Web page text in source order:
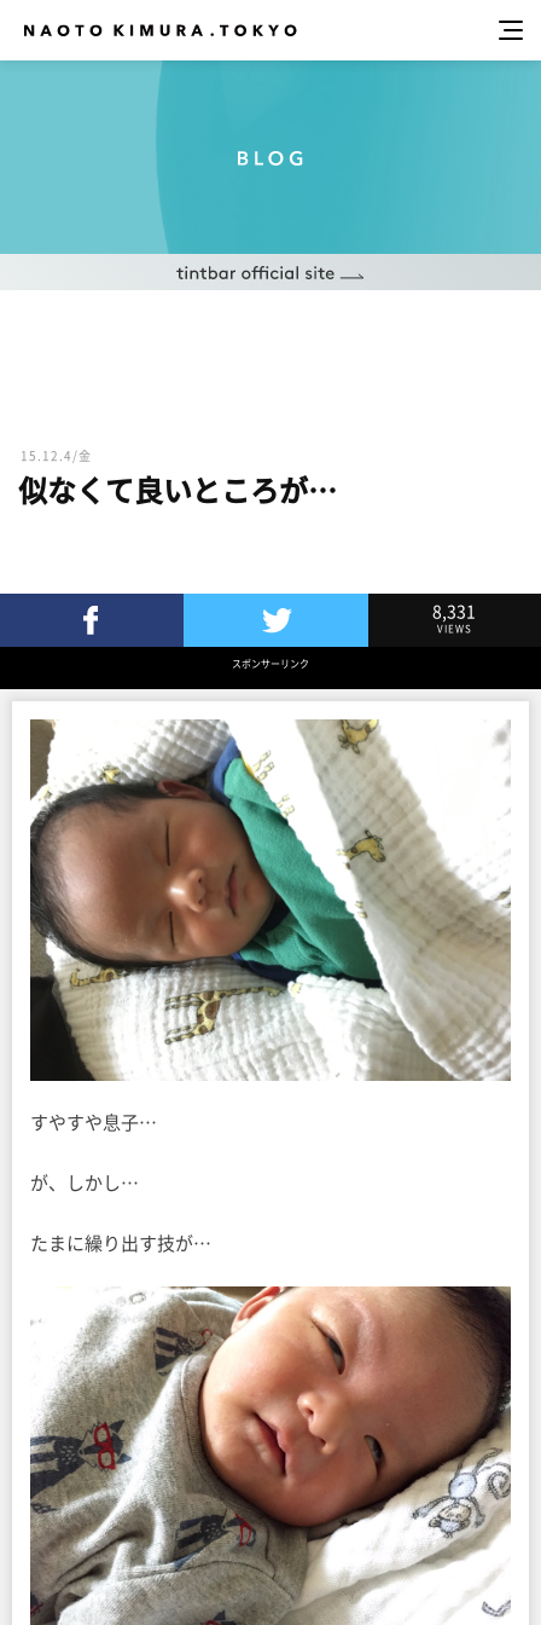
15.12.4/金
似なくて良いところが…
Twitterでツイート
8,331
VIEWS
スポンサーリンク
すやすや息子…
が、しかし…
たまに繰り出す技が…